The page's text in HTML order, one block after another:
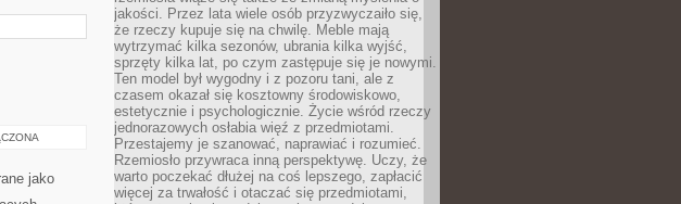
jako
jakości. Przez lata wiele osób przyzwyczaiło się,
że rzeczy kupuje się na chwilę. Meble mają
wytrzymać kilka sezonów, ubrania kilka wyjść,
sprzęty kilka lat, po czym zastępuje się je nowymi.
Ten model był wygodny i z pozoru tani, ale z
czasem okazał się kosztowny środowiskowo,
estetycznie i psychologicznie. Życie wśród rzeczy
jednorazowych osłabia więź z przedmiotami.
Przestajemy je szanować, naprawiać i rozumieć.
Rzemiosło przywraca inną perspektywę. Uczy, że
warto poczekać dłużej na coś lepszego, zapłacić
więcej za trwałość i otaczać się przedmiotami,